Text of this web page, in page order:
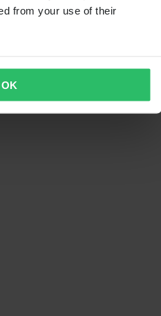
from your use of their
OK